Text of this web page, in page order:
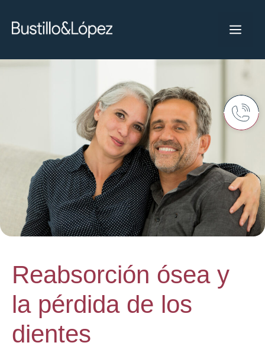
Reabsorción ósea y
la pérdida de los
dientes